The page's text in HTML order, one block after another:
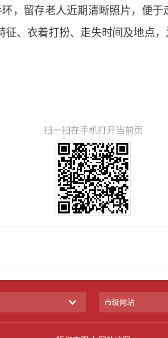
，留存老人近期清晰照片，便
征、衣着打扮、走失时间及地点
扫一扫在手机打开当前页
市级网站